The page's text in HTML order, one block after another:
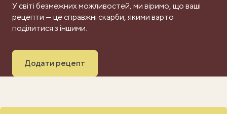
У світі безмежних можливостей, ми віримо, що ваші
рецепти — це справжні скарби, якими варто
поділитися з іншими.
Додати рецепт